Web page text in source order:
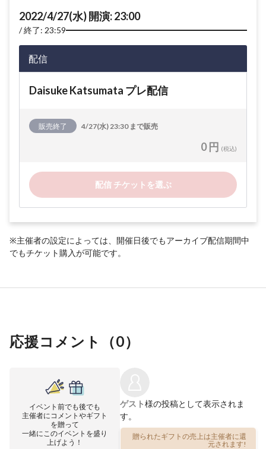
2022/4/27(水) 開演: 23:00
終了: 23:59
配信
Daisuke Katsumata プレ配信
販売終了 4/27(水) 23:30 まで販売
0 円 (税込)
配信 チケットを選ぶ
※主催者の設定によっては、開催日後でもアーカイブ配信期間中
でもチケット購入が可能です。
応援コメント（0）
イベント前でも後でも
主催者にコメントやギフト
を贈って
一緒にこのイベントを盛り
上げよう！
ゲスト様の投稿として表示されま
す。
贈られたギフトの売上は主催者に還
元されます!